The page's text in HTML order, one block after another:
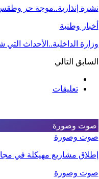
نشرة إنذارية..موجة حر وطقس
أخبار وطنية
وزارة الداخلية..الأحداث
السابق التالي
تعليقات
صوت وصورة
صوت وصورة
إطلاق مشاريع مهيكلة في
صوت وصورة